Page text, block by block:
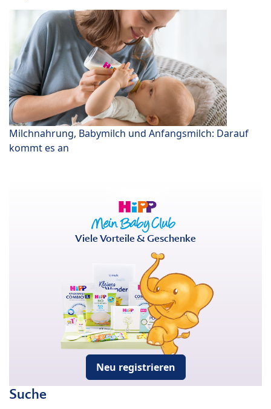
Milchnahrung, Babymilch und Anfangsmilch: Darauf
kommt es an
Viele Vorteile & Geschenke
Neu registrieren
Suche